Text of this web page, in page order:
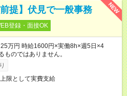
NEW
提】伏見で一般事務
登録・面接OK
万円 時給1600円×実働8h×週5日×4
のではありません。
限として実費支給